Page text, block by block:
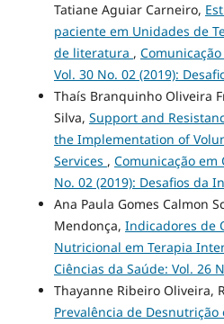
Tatiane Aguiar Carneiro,
paciente em Unidades de
de literatura ,
Vol. 30 No. 02 (2019):
Thaís Branquinho Oliveira
Silva, Support and
the Implementation of
Services , Comunicação em
No. 02 (2019): Desafios da
Ana Paula Gomes Calmon
Mendonça, Indicadores de
Nutricional em Terapia
Ciências da Saúde: Vol. 26
Thayanne Ribeiro Oliveira,
Prevalência de